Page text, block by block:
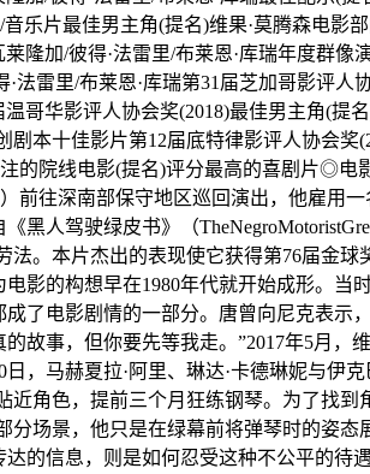
乐片最佳男主角(提名)维果·莫腾森电影
莱隆加/彼得·法雷里/布莱恩·库瑞年度群
·法雷里/布莱恩·库瑞第31届芝加哥影评
哥华影评人协会奖(2018)最佳男主角(提
剧本十佳影片第12届底特律影评人协会
的院线电影(提名)评分最高的喜剧片◎电
前往深南部保守地区巡回演出，他雇用
黑人驾驶绿皮书》（
法。本片杰出的表现使它获得第76届金
影的构想早在1980年代就开始成形。
了电影剧情的一部分。唐曾向尼克表
事，但你要先等我走。”2017年5月，
日，马赫夏拉·阿里、琳达·卡德琳妮与伊
近角色，提前三个月狂练钢琴。为了找
分场景，他只是在绿幕前将弹琴时的姿
的信息，则是如何忍受这种不公平的待